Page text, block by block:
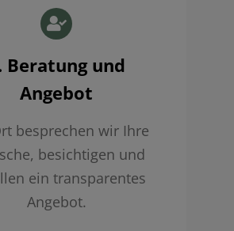
Beratung und
Angebot
besprechen wir Ihre
besichtigen und
ein transparentes
Angebot.